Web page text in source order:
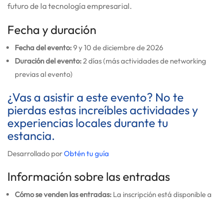
futuro de la tecnología empresarial.
Fecha y duración
Fecha del evento:9 y 10 de diciembre de 2026
Duración del evento:2 días (más actividades de networking
previas al evento)
¿Vas a asistir a este evento? No te
pierdas estas increíbles actividades y
experiencias locales durante tu
estancia.
Desarrollado porObtén tu guía
Información sobre las entradas
Cómo se venden las entradas: La inscripción está disponible a